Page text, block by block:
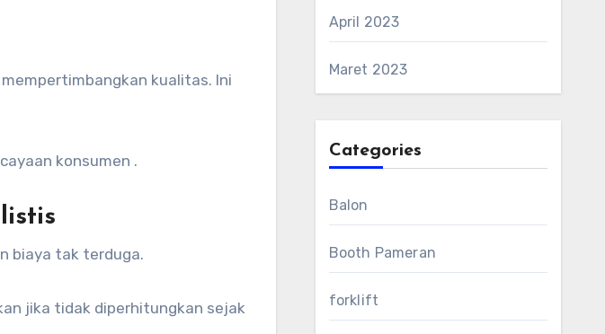
kualitas. Ini
konsumen .
biaya tak terduga.
jika tidak diperhitungkan sejak
April 2023
Maret 2023
Categories
Balon
Booth Pameran
forklift